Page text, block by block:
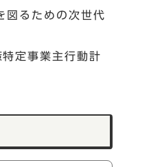
図るための次世代
定事業主行動計